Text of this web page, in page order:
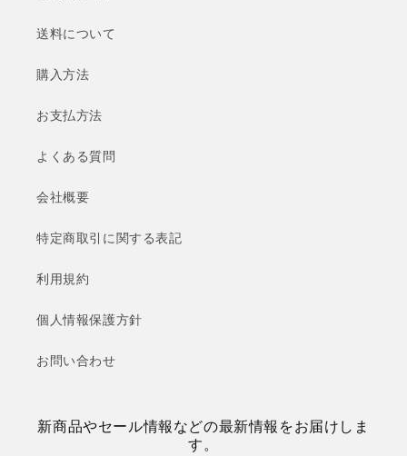
送料について
購入方法
お支払方法
よくある質問
会社概要
特定商取引に関する表記
利用規約
個人情報保護方針
お問い合わせ
新商品やセール情報などの最新情報をお届けしま
す。